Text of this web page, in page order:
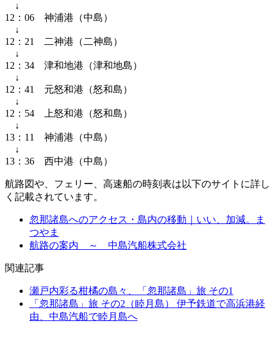
↓
12：06 神浦港（中島）
↓
12：21 二神港（二神島）
↓
12：34 津和地港（津和地島）
↓
12：41 元怒和港（怒和島）
↓
12：54 上怒和港（怒和島）
↓
13：11 神浦港（中島）
↓
13：36 西中港（中島）
航路図や、フェリー、高速船の時刻表は以下のサイトに詳し
く記載されています。
忽那諸島へのアクセス・島内の移動｜いい、加減。ま
つやま
航路の案内 ～ 中島汽船株式会社
関連記事
瀬戸内彩る柑橘の島々、「忽那諸島」旅 その1
「忽那諸島」旅 その2（睦月島） 伊予鉄道で高浜港経
由、中島汽船で睦月島へ